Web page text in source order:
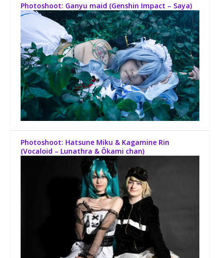
Photoshoot: Ganyu maid (Genshin Impact – Saya)
Photoshoot: Hatsune Miku & Kagamine Rin
(Vocaloid – Lunathra & Õkami chan)